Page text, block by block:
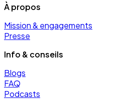
À propos
Mission & engagements
Presse
Info & conseils
Blogs
FAQ
Podcasts